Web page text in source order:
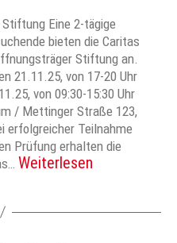
Eine 2-tägige
bieten die Caritas
Stiftung an.
21.11.25, von 17-20 Uhr
von 09:30-15:30 Uhr
/ Mettinger Straße 123,
erfolgreicher Teilnahme
Prüfung erhalten die
Weiterlesen